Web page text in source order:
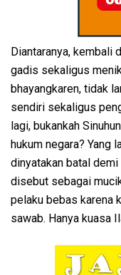
Diantaranya, kembali
gadis sekaligus
bhayangkaren, tidak
sendiri sekaligus
lagi, bukankah
hukum negara? Yang
dinyatakan batal demi
disebut sebagai
pelaku bebas karena
sawab. Hanya kuasa